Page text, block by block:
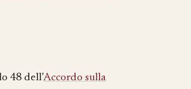
48 dell’Accordo sulla